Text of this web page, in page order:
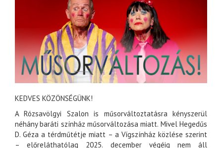
KEDVES KÖZÖNSÉGÜNK!
A Rózsavölgyi Szalon is műsorváltoztatásra kényszerül
néhány baráti színház műsorváltozása miatt. Mivel Hegedűs
D. Géza a térdműtétje miatt – a Vígszínház közlése szerint
– előreláthatólag 2025. december végéig nem áll